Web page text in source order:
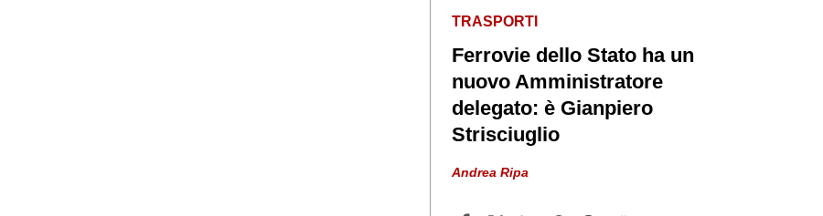
TRASPORTI
Ferrovie dello Stato ha un
nuovo Amministratore
delegato: è Gianpiero
Strisciuglio
Andrea Ripa